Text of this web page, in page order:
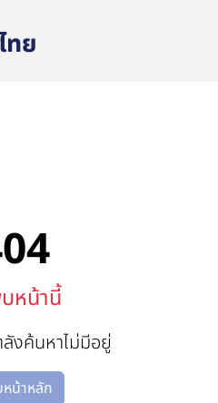
ทย
หน้านี้
งค้นหาไม่มีอยู่
น้าหลัก